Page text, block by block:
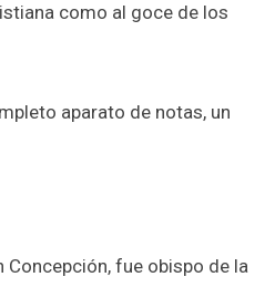
como al goce de los
aparato de notas, un
Concepción, fue obispo de la